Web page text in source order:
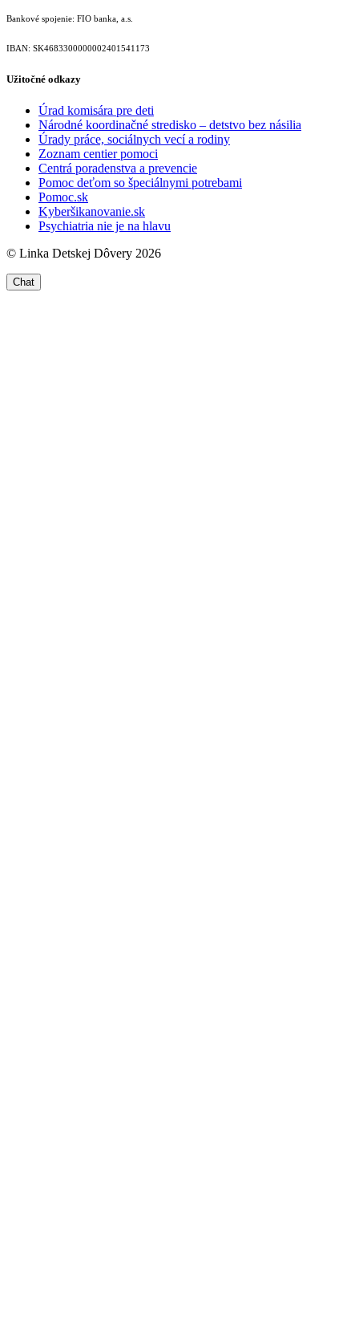
Bankové spojenie: FIO banka, a.s.
IBAN: SK46833000000­02401541173
Užitočné odkazy
Úrad komisára pre deti
Národné koordinačné stredisko – detstvo bez násilia
Úrady práce, sociálnych vecí a rodiny
Zoznam centier pomoci
Centrá poradenstva a prevencie
Pomoc deťom so špeciálnymi potrebami
Pomoc.sk
Kyberšikanovanie.sk
Psychiatria nie je na hlavu
© Linka Detskej Dôvery 2026